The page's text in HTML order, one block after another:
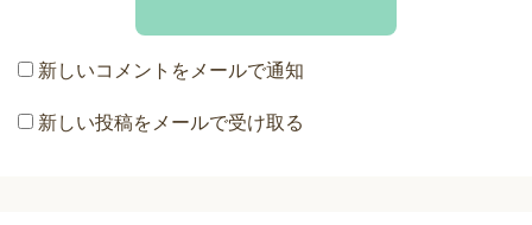
新しいコメントをメールで通知
新しい投稿をメールで受け取る